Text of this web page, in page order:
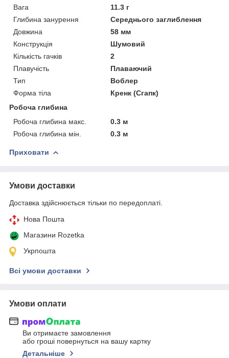
Вага
11.3 г
Глибина занурення
Середнього заглиблення
Довжина
58 мм
Конструкція
Шумовий
Кількість гачків
2
Плавучість
Плаваючий
Тип
Воблер
Форма тіла
Кренк (Сгапк)
Робоча глибина
Робоча глибина макс.
0.3 м
Робоча глибина мін.
0.3 м
Приховати
Умови доставки
Доставка здійснюється тільки по передоплаті.
Нова Пошта
Магазини Rozetka
Укрпошта
Всі умови доставки
Умови оплати
Ви отримаєте замовлення
або гроші повернуться на вашу картку
Детальніше